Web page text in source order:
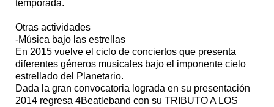
temporada.
Otras actividades
-Música bajo las estrellas
En 2015 vuelve el ciclo de conciertos que presenta
diferentes géneros musicales bajo el imponente cielo
estrellado del Planetario.
Dada la gran convocatoria lograda en su presentación
2014 regresa 4Beatleband con su TRIBUTO A LOS